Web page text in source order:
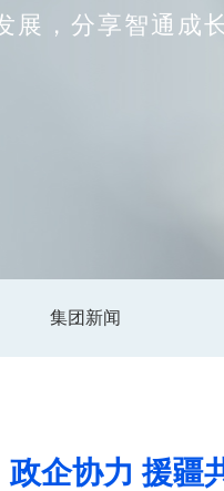
展，分享智通成
集团新闻
政企协力 援疆